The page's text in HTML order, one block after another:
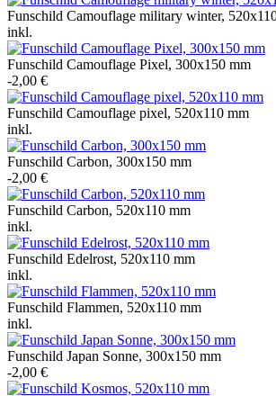
Funschild Camouflage military winter,
inkl.
Funschild Camouflage Pixel, 300x150 mm
-2,00 €
Funschild Camouflage pixel, 520x110 mm
inkl.
Funschild Carbon, 300x150 mm
-2,00 €
Funschild Carbon, 520x110 mm
inkl.
Funschild Edelrost, 520x110 mm
inkl.
Funschild Flammen, 520x110 mm
inkl.
Funschild Japan Sonne, 300x150 mm
-2,00 €